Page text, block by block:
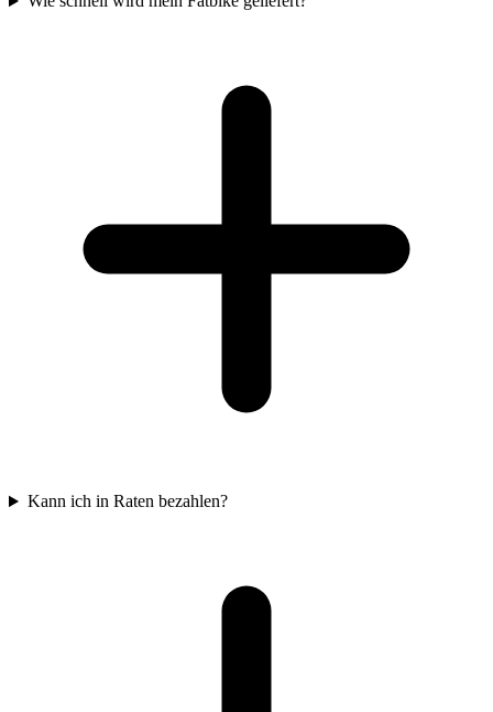
Kann ich in Raten bezahlen?